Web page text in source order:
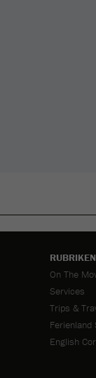
RUBRIKEN
Navigation
On The
Services
Trips &
Ferienland
English